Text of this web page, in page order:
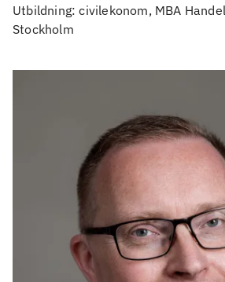
Utbildning: civilekonom, MBA
Stockholm